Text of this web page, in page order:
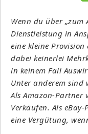
Wenn du über „zum
Dienstleistung in
eine kleine
dabei keinerlei
in keinem Fall
Unter anderem sind
Als Amazon-
Verkäufen. Als
eine Vergütung,